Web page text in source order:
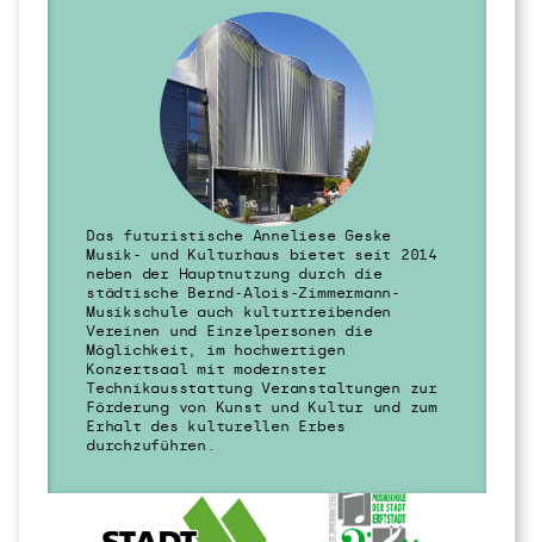
Das futuristische Anneliese Geske
Musik- und Kulturhaus bietet seit 2014
neben der Hauptnutzung durch die
städtische Bernd-Alois-Zimmermann-
Musikschule auch kulturtreibenden
Vereinen und Einzelpersonen die
Möglichkeit, im hochwertigen
Konzertsaal mit modernster
Technikausstattung Veranstaltungen zur
Förderung von Kunst und Kultur und zum
Erhalt des kulturellen Erbes
durchzuführen.